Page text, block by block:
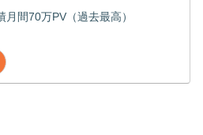
月間70万PV（過去最高）